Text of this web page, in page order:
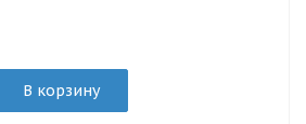
В корзину